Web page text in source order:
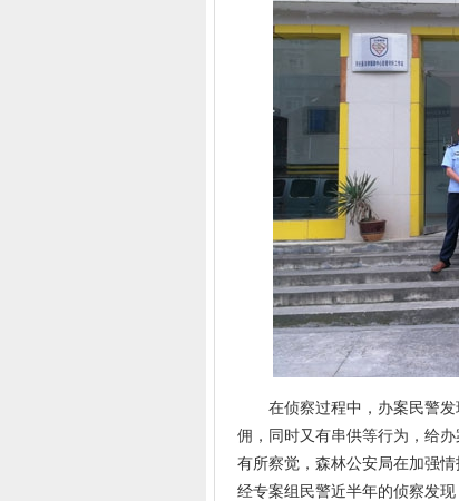
在侦察过程中，办案民警发
佣，同时又有串供等行为，给
有所察觉，森林公安局在加强
经专案组民警近半年的侦察发